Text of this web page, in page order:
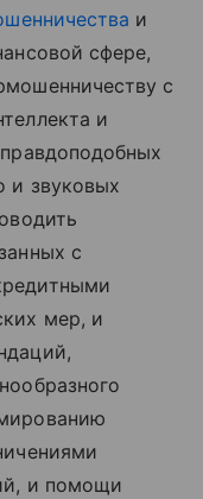
и
сфере,
с
и
и звуковых
с
мер, и
и помощи